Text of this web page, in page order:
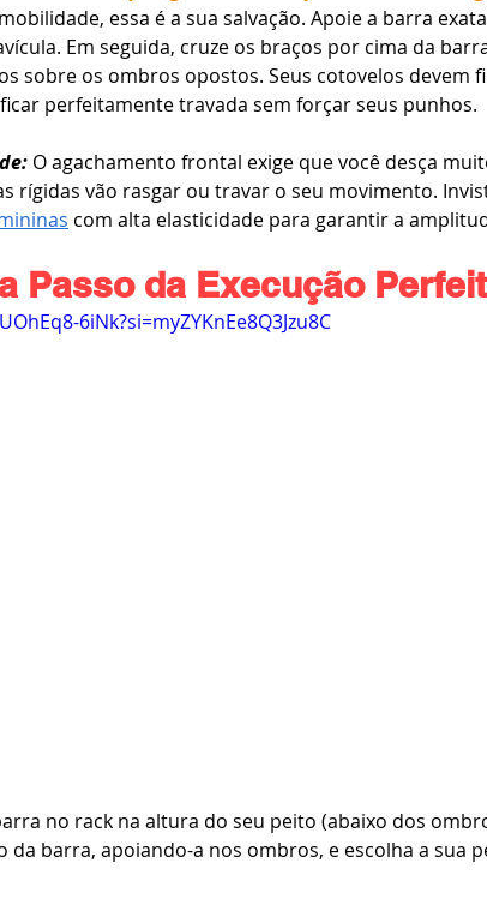
essa é a sua salvação. Apoie a barra
Em seguida, cruze os braços por cima da
sobre os ombros opostos. Seus cotovelos devem
perfeitamente travada sem forçar seus punhos.
O agachamento frontal exige que você desça
rígidas vão rasgar ou travar o seu movimento.
com alta elasticidade para garantir a
Passo da Execução
6iNk?si=myZYKnEe8Q3Jzu8C
no rack na altura do seu peito (abaixo dos
da barra, apoiando-a nos ombros, e escolha a sua